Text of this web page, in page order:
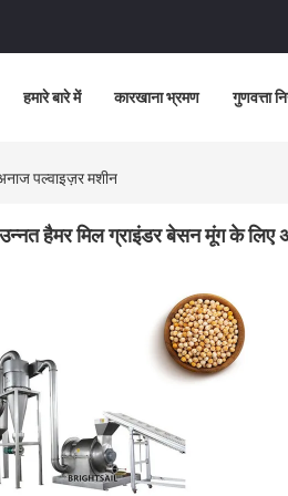
हमारे बारे में कारखाना भ्रमण गुणवत्ता
पल्वाइज़र मशीन
हैमर मिल ग्राइंडर बेसन मूंग के लिए